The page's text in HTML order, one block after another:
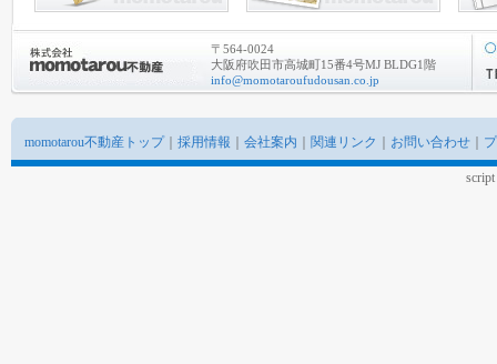
〒564-0024
大阪府吹田市高城町15番4号MJ BLDG1階
info@momotaroufudousan.co.jp
momotarou不動産トップ｜ 採用情報 会社案内 関連リンク お問い合わせ